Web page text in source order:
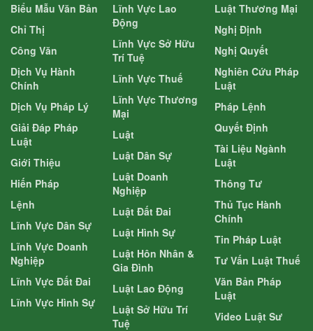
Biểu Mẫu Văn Bản
Chỉ Thị
Công Văn
Dịch Vụ Hành
Chính
Dịch Vụ Pháp Lý
Giải Đáp Pháp
Luật
Giới Thiệu
Hiến Pháp
Lệnh
Lĩnh Vực Dân Sự
Lĩnh Vực Doanh
Nghiệp
Lĩnh Vực Đất Đai
Lĩnh Vực Hình Sự
Lĩnh Vực Lao
Động
Lĩnh Vực Sở Hữu
Trí Tuệ
Lĩnh Vực Thuế
Lĩnh Vực Thương
Mại
Luật
Luật Dân Sự
Luật Doanh
Nghiệp
Luật Đất Đai
Luật Hình Sự
Luật Hôn Nhân &
Gia Đình
Luật Lao Động
Luật Sở Hữu Trí
Tuệ
Luật Thương Mại
Nghị Định
Nghị Quyết
Nghiên Cứu Pháp
Luật
Pháp Lệnh
Quyết Định
Tài Liệu Ngành
Luật
Thông Tư
Thủ Tục Hành
Chính
Tin Pháp Luật
Tư Vấn Luật Thuế
Văn Bản Pháp
Luật
Video Luật Sư